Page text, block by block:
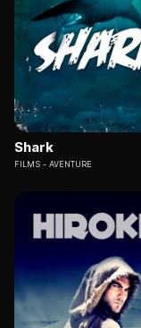
Shark
FILMS AVENTURE